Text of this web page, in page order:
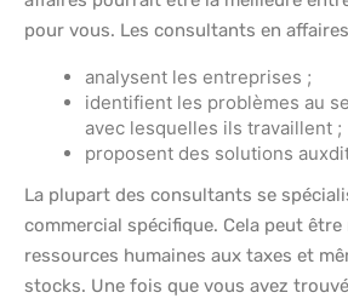
pour vous. Les consultants en
analysent les entreprises ;
identifient les problèmes au
avec lesquelles ils travaillent ;
proposent des solutions
La plupart des consultants se
commercial spécifique. Cela peut être
ressources humaines aux taxes et
stocks. Une fois que vous avez